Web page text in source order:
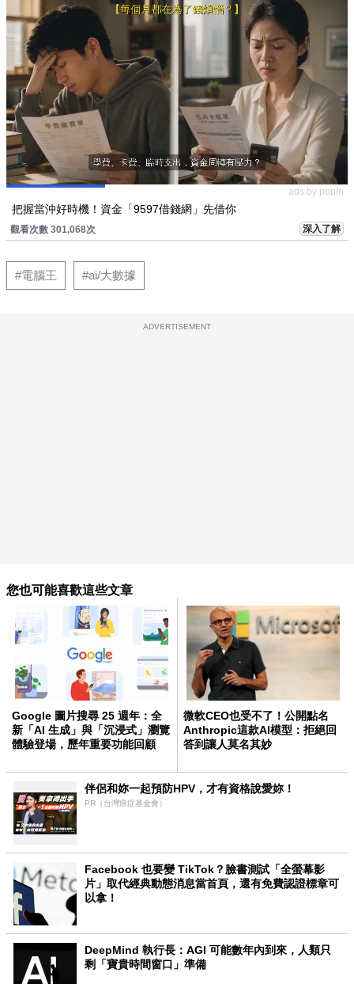
ads by popIn
把握當沖好時機！資金「9597借錢網」先借你
觀看次數 301,068次 深入了解
#電腦王 #ai/大數據
ADVERTISEMENT
您也可能喜歡這些文章
Google 圖片搜尋 25 週年：全
新「AI 生成」與「沉浸式」瀏覽
體驗登場，歷年重要功能回顧
微軟CEO也受不了！公開點名
Anthropic這款AI模型：拒絕回
答到讓人莫名其妙
伴侶和妳一起預防HPV，才有資格說愛妳！
PR（台灣癌症基金會）
Facebook 也要變 TikTok？臉書測試「全螢幕影
片」取代經典動態消息當首頁，還有免費認證標章可
以拿！
DeepMind 執行長：AGI 可能數年內到來，人類只
剩「寶貴時間窗口」準備